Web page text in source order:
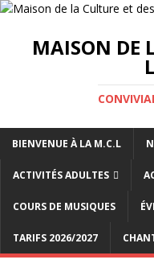
MAISON DE
BIENVENUE À LA M.C.L
ACTIVITÉS ADULTES
COURS DE MUSIQUES
TARIFS 2026/2027